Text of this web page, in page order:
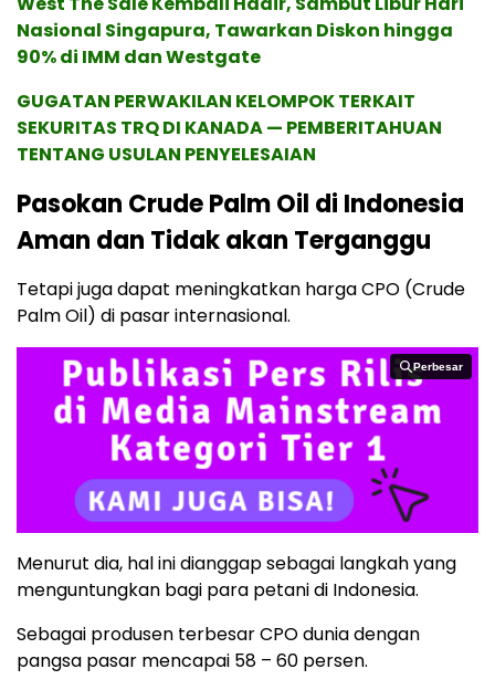
Nasional Singapura, Tawarkan Diskon hingga
90% di IMM dan Westgate
GUGATAN PERWAKILAN KELOMPOK TERKAIT
SEKURITAS TRQ DI KANADA — PEMBERITAHUAN
TENTANG USULAN PENYELESAIAN
Pasokan Crude Palm Oil di Indonesia
Aman dan Tidak akan Terganggu
Tetapi juga dapat meningkatkan harga CPO (Crude
Palm Oil) di pasar internasional.
Perbesar
Perbesar
Menurut dia, hal ini dianggap sebagai langkah yang
menguntungkan bagi para petani di Indonesia.
Sebagai produsen terbesar CPO dunia dengan
pangsa pasar mencapai 58 – 60 persen.